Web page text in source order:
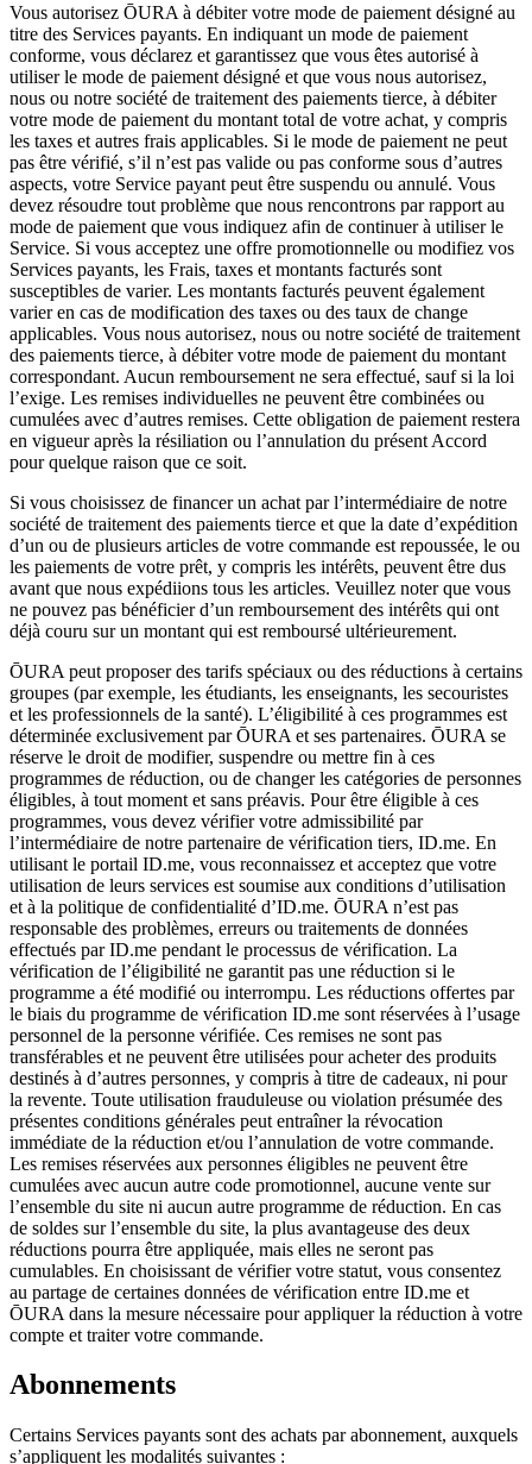
Vous autorisez ŌURA à débiter votre mode de paiement désigné au
titre des Services payants. En indiquant un mode de paiement
conforme, vous déclarez et garantissez que vous êtes autorisé à
utiliser le mode de paiement désigné et que vous nous autorisez,
nous ou notre société de traitement des paiements tierce, à débiter
votre mode de paiement du montant total de votre achat, y compris
les taxes et autres frais applicables. Si le mode de paiement ne peut
pas être vérifié, s’il n’est pas valide ou pas conforme sous d’autres
aspects, votre Service payant peut être suspendu ou annulé. Vous
devez résoudre tout problème que nous rencontrons par rapport au
mode de paiement que vous indiquez afin de continuer à utiliser le
Service. Si vous acceptez une offre promotionnelle ou modifiez vos
Services payants, les Frais, taxes et montants facturés sont
susceptibles de varier. Les montants facturés peuvent également
varier en cas de modification des taxes ou des taux de change
applicables. Vous nous autorisez, nous ou notre société de traitement
des paiements tierce, à débiter votre mode de paiement du montant
correspondant. Aucun remboursement ne sera effectué, sauf si la loi
l’exige. Les remises individuelles ne peuvent être combinées ou
cumulées avec d’autres remises. Cette obligation de paiement restera
en vigueur après la résiliation ou l’annulation du présent Accord
pour quelque raison que ce soit.
Si vous choisissez de financer un achat par l’intermédiaire de notre
société de traitement des paiements tierce et que la date d’expédition
d’un ou de plusieurs articles de votre commande est repoussée, le ou
les paiements de votre prêt, y compris les intérêts, peuvent être dus
avant que nous expédiions tous les articles. Veuillez noter que vous
ne pouvez pas bénéficier d’un remboursement des intérêts qui ont
déjà couru sur un montant qui est remboursé ultérieurement.
ŌURA peut proposer des tarifs spéciaux ou des réductions à certains
groupes (par exemple, les étudiants, les enseignants, les secouristes
et les professionnels de la santé). L’éligibilité à ces programmes est
déterminée exclusivement par ŌURA et ses partenaires. ŌURA se
réserve le droit de modifier, suspendre ou mettre fin à ces
programmes de réduction, ou de changer les catégories de personnes
éligibles, à tout moment et sans préavis. Pour être éligible à ces
programmes, vous devez vérifier votre admissibilité par
l’intermédiaire de notre partenaire de vérification tiers, ID.me. En
utilisant le portail ID.me, vous reconnaissez et acceptez que votre
utilisation de leurs services est soumise aux conditions d’utilisation
et à la politique de confidentialité d’ID.me. ŌURA n’est pas
responsable des problèmes, erreurs ou traitements de données
effectués par ID.me pendant le processus de vérification. La
vérification de l’éligibilité ne garantit pas une réduction si le
programme a été modifié ou interrompu. Les réductions offertes par
le biais du programme de vérification ID.me sont réservées à l’usage
personnel de la personne vérifiée. Ces remises ne sont pas
transférables et ne peuvent être utilisées pour acheter des produits
destinés à d’autres personnes, y compris à titre de cadeaux, ni pour
la revente. Toute utilisation frauduleuse ou violation présumée des
présentes conditions générales peut entraîner la révocation
immédiate de la réduction et/ou l’annulation de votre commande.
Les remises réservées aux personnes éligibles ne peuvent être
cumulées avec aucun autre code promotionnel, aucune vente sur
l’ensemble du site ni aucun autre programme de réduction. En cas
de soldes sur l’ensemble du site, la plus avantageuse des deux
réductions pourra être appliquée, mais elles ne seront pas
cumulables. En choisissant de vérifier votre statut, vous consentez
au partage de certaines données de vérification entre ID.me et
ŌURA dans la mesure nécessaire pour appliquer la réduction à votre
compte et traiter votre commande.
Abonnements
Certains Services payants sont des achats par abonnement, auxquels
s’appliquent les modalités suivantes :